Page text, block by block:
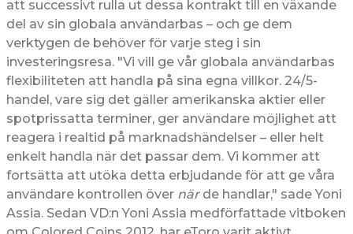
att successivt rulla ut dessa kontrakt till en växande
del av sin globala användarbas – och ge dem
verktygen de behöver för varje steg i sin
investeringsresa. "Vi vill ge vår globala användarbas
flexibiliteten att handla på sina egna villkor. 24/5-
handel, vare sig det gäller amerikanska aktier eller
spotprissatta terminer, ger användare möjlighet att
reagera i realtid på marknadshändelser – eller helt
enkelt handla när det passar dem. Vi kommer att
fortsätta att utöka detta erbjudande för att ge våra
användare kontrollen över närde handlar," sade Yoni
Assia. Sedan VD:n Yoni Assia medförfattade vitboken